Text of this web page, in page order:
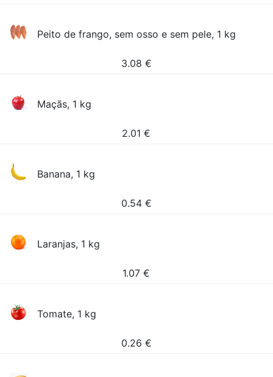
Peito de frango, sem osso e sem pele, 1 kg
3.08 €
Maçãs, 1 kg
2.01 €
Banana, 1 kg
0.54 €
Laranjas, 1 kg
1.07 €
Tomate, 1 kg
0.26 €